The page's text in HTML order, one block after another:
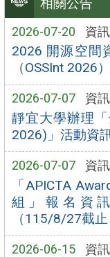
2026-07-20 資
2026 開源空間
（OSSInt 2026
2026-07-07 資
靜宜大學辦理
2026)」活動資
2026-07-07 資
「APICTA
組」報名資
（115/8/27截止
2026-06-15 資